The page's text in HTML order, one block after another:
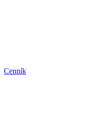
Cenník